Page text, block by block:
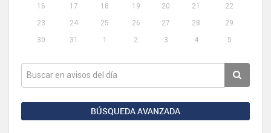
16
17 18 19 20 21
22
23
24 25 26 27 28
29
30
31 1 2 3 4 5
BÚSQUEDA AVANZADA